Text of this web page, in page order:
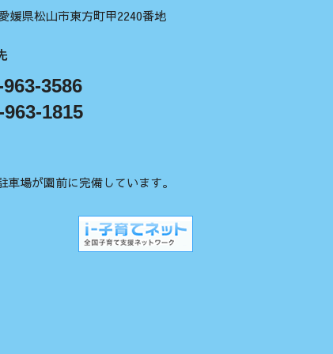
媛県松山市東方町甲2240番地
3586
1815
車場が園前に完備しています。